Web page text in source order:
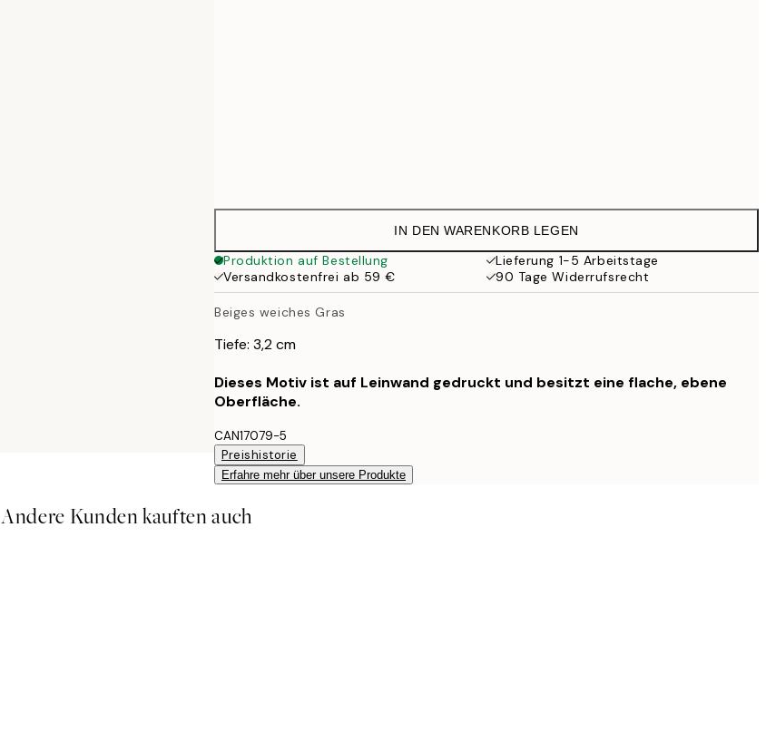
IN DEN WARENKORB LEGEN
Produktion auf Bestellung
Lieferung 1-5 Arbeitstage
Versandkostenfrei ab 59 €
90 Tage Widerrufsrecht
Beiges weiches Gras
Tiefe: 3,2 cm
Dieses Motiv ist auf Leinwand gedruckt und besitzt eine flache, ebene
Oberfläche.
CAN17079-5
Preishistorie
Erfahre mehr über unsere Produkte
Andere Kunden kauften auch